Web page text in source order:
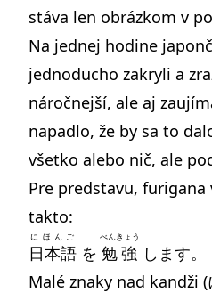
stáva len obrázkom v
Na jednej hodine
jednoducho zakryli a
náročnejší, ale aj
napadlo, že by sa to
všetko alebo nič, ale
Pre predstavu, furigana
takto:
日本語
にほんご
を 勉強
べんきょう
します。
Malé znaky nad kandži (